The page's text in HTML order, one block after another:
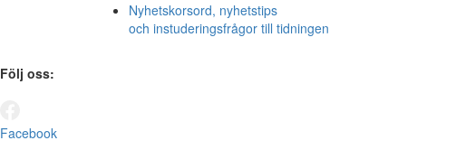
Nyhetskorsord, nyhetstips
och instuderingsfrågor till tidningen
Följ oss:
Facebook